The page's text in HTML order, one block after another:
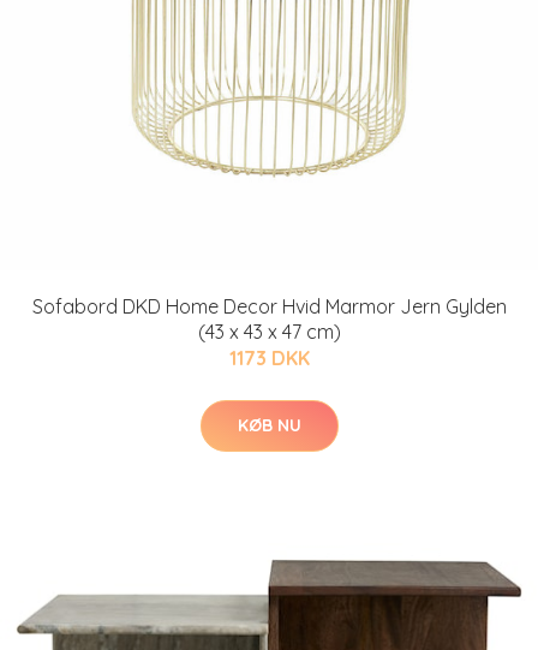
Sofabord DKD Home Decor Hvid Marmor Jern Gylden
(43 x 43 x 47 cm)
1173 DKK
KØB NU